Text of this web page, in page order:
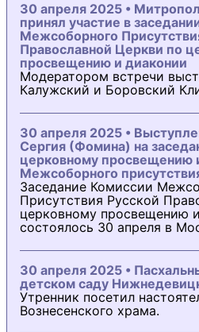
30 апреля 2025 •
принял участие в
Межсоборного
Православной Церкви по
просвещению и диаконии
Модератором встречи
Калужский и Боровский
30 апреля 2025 •
Сергия (Фомина) на
церковному просвещению
Межсоборного
Заседание Комиссии
Присутствия Русской
церковному просвещению
состоялось 30 апреля в
30 апреля 2025 •
детском саду
Утренник посетил
Вознесенского храма.